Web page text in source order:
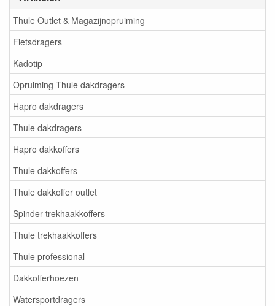
Thule Outlet & Magazijnopruiming
Fietsdragers
Kadotip
Opruiming Thule dakdragers
Hapro dakdragers
Thule dakdragers
Hapro dakkoffers
Thule dakkoffers
Thule dakkoffer outlet
Spinder trekhaakkoffers
Thule trekhaakkoffers
Thule professional
Dakkofferhoezen
Watersportdragers